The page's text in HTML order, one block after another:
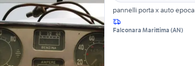
pannelli porta x auto epoca
Falconara Marittima (AN)